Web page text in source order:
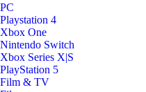
PC
Playstation 4
Xbox One
Nintendo Switch
Xbox Series X|S
PlayStation 5
Film & TV